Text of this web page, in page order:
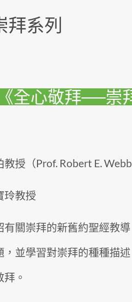
系列
全心敬拜──崇
教授（Prof. Robert E.
玲教授
有關崇拜的新舊約聖經教
，並學習對崇拜的種種描
拜。